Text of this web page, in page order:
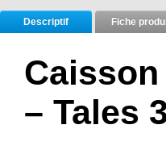
Descriptif Fiche
– Tales